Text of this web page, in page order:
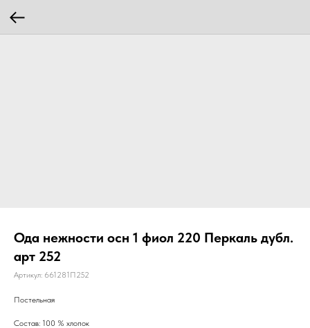
Ода нежности осн 1 фиол 220 Перкаль дубл.
арт 252
Артикул: 661281П252
Постельная
Состав: 100 % хлопок